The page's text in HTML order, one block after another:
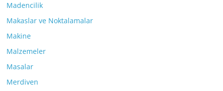
Madencilik
Makaslar ve Noktalamalar
Makine
Malzemeler
Masalar
Merdiven